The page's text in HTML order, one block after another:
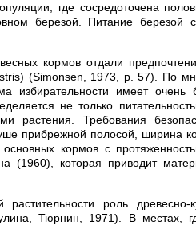
где сосредоточена
березой. Питание березой
кормов отдали
(Simonsen, 1973, p. 57). По
избирательности имеет очень
не только
растения. Требования
прибрежной полосой, ширина
кормов с
(1960), которая приводит
растительности роль
Тюрнин, 1971). В местах,